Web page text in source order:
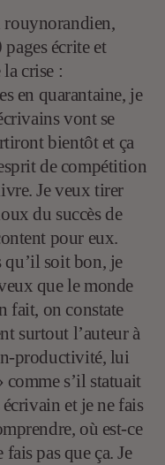
rouynorandien,
écrite et
crise :
en quarantaine, je
vont se
bientôt et ça
de compétition
Je veux tirer
du succès de
pour eux.
soit bon, je
que le monde
fait, on constate
surtout l’auteur à
productivité, lui
s’il statuait
écrivain et je ne fais
où est-ce
pas que ça. Je